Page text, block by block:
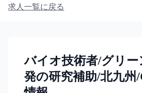
求人一覧に戻る
バイオ技術者/グリー
発の研究補助/北九州/